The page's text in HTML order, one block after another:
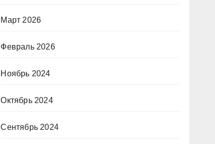
Март 2026
Февраль 2026
Ноябрь 2024
Октябрь 2024
Сентябрь 2024